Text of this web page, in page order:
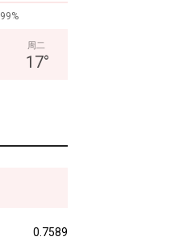
99%
周二
17°
0.7589